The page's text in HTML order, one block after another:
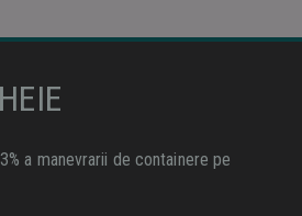
a manevrarii de containere pe